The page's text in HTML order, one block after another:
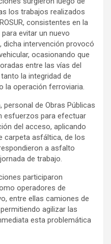
los trabajos realizados
consistentes en la
evitar un nuevo
dicha intervención provocó
ocasionando que
entre las vías del
la integridad de
la operación ferroviaria.
de Obras Públicas
esfuerzos para efectuar
del acceso, aplicando
carpeta asfáltica, de los
a asfalto
de trabajo.
participaron
operadores de
entre ellas camiones de
agilizar las
esta problemática